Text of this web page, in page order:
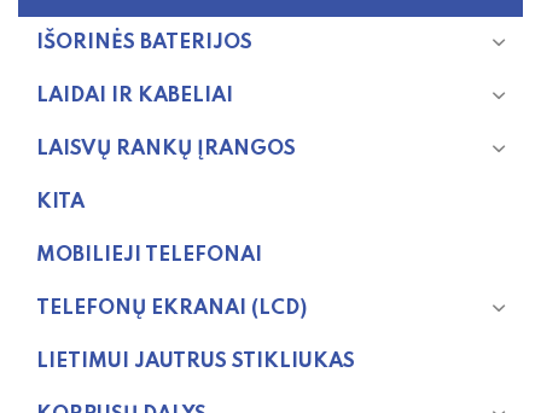
IŠORINĖS BATERIJOS
LAIDAI IR KABELIAI
LAISVŲ RANKŲ ĮRANGOS
KITA
MOBILIEJI TELEFONAI
TELEFONŲ EKRANAI (LCD)
LIETIMUI JAUTRUS STIKLIUKAS